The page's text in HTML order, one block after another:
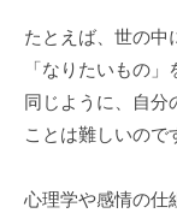
たとえば、世の中
「なりたいもの」
同じように、自分
ことは難しいので
心理学や感情の仕